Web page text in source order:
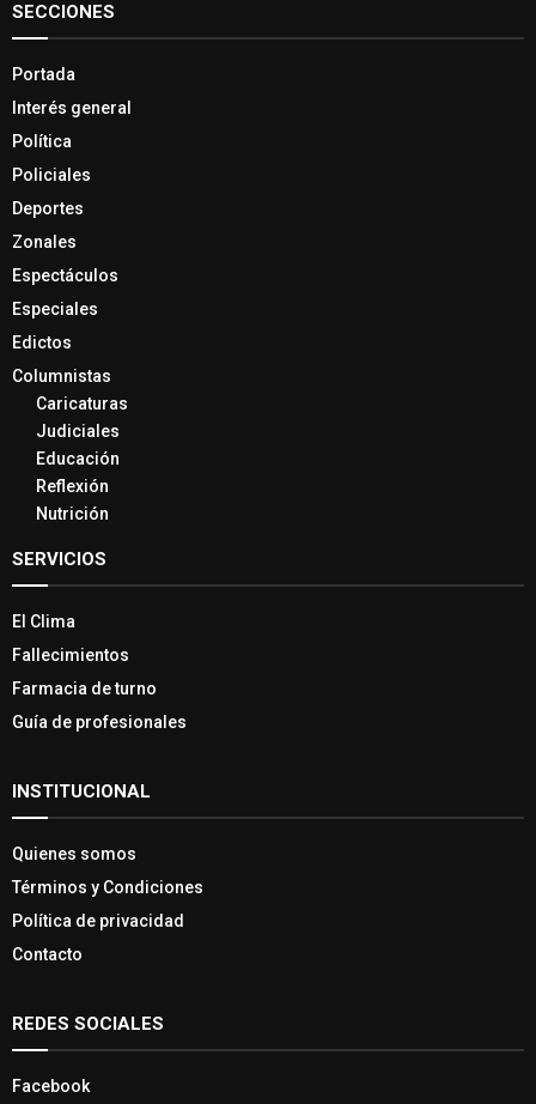
SECCIONES
Portada
Interés general
Política
Policiales
Deportes
Zonales
Espectáculos
Especiales
Edictos
Columnistas
Caricaturas
Judiciales
Educación
Reflexión
Nutrición
SERVICIOS
El Clima
Fallecimientos
Farmacia de turno
Guía de profesionales
INSTITUCIONAL
Quienes somos
Términos y Condiciones
Política de privacidad
Contacto
REDES SOCIALES
Facebook